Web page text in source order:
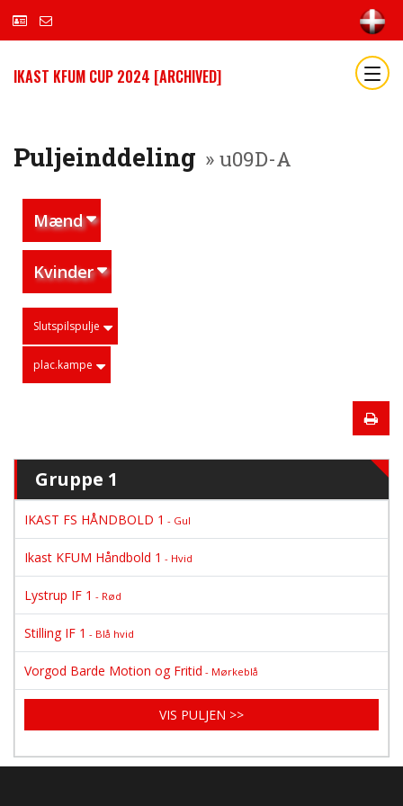
IKAST KFUM CUP 2024 [ARCHIVED]
Puljeinddeling » u09D-A
Mænd
Kvinder
Slutspilspulje
plac.kampe
Gruppe 1
IKAST FS HÅNDBOLD 1 - Gul
Ikast KFUM Håndbold 1 - Hvid
Lystrup IF 1 - Rød
Stilling IF 1 - Blå hvid
Vorgod Barde Motion og Fritid - Mørkeblå
VIS PULJEN >>